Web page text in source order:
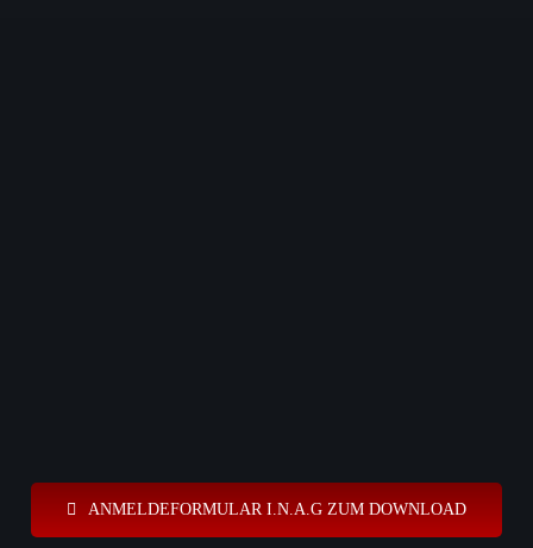
ANMELDEFORMULAR I.N.A.G ZUM DOWNLOAD